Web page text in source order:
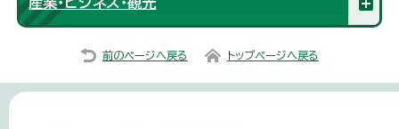
前のページへ戻る トップページへ戻る